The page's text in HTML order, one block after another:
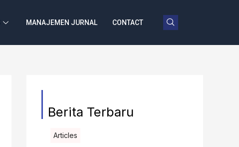
MANAJEMEN JURNAL CONTACT
Berita Terbaru
Articles